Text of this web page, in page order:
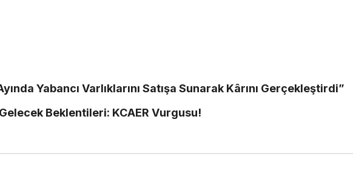
Yabancı Varlıklarını Satışa Sunarak Kârını Gerçekleştirdi”
Beklentileri: KCAER Vurgusu!